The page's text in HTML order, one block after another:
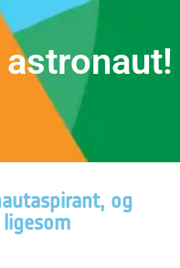
astronaut!
og